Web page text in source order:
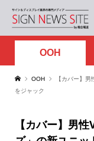
OOH
OOH
【カバー】
をジャック
【カバー】男